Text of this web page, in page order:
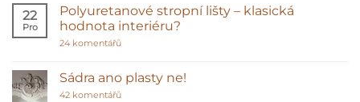
názvem
Proč
vybírat
ozdoby
22
Pro
Polyuretanové stropní lišty – klasická
hodnota interiéru?
24 komentářůu
názvem
Polyuretanové
stropní
Sádra ano plasty ne!
42 komentářůu